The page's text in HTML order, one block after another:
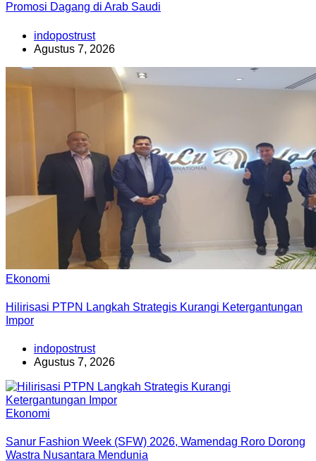
Promosi Dagang di Arab Saudi
indopostrust
Agustus 7, 2026
Ekonomi
Hilirisasi PTPN Langkah Strategis Kurangi Ketergantungan
Impor
indopostrust
Agustus 7, 2026
Ekonomi
Sanur Fashion Week (SFW) 2026, Wamendag Roro Dorong
Wastra Nusantara Mendunia